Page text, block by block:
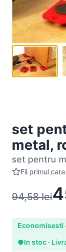
set
metal,
set pentru
Fii primul
94,58lei
Economisesti
●In stoc ·